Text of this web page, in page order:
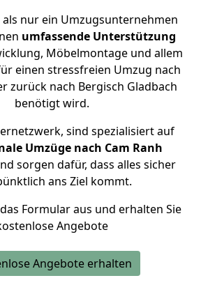
nur ein Umzugsunternehmen
umfassende Unterstützung
Möbelmontage und allem
einen stressfreien Umzug nach
zurück nach Bergisch Gladbach
benötigt wird.
sind spezialisiert auf
Umzüge nach Cam Ranh
sorgen dafür, dass alles sicher
ans Ziel kommt.
Formular aus und erhalten Sie
Angebote
Angebote erhalten